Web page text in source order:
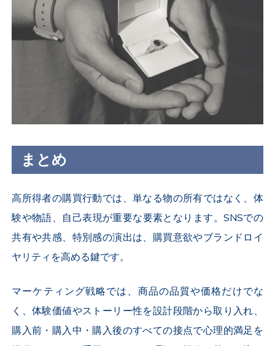
まとめ
高所得者の購買行動では、単なる物の所有ではなく、体
験や物語、自己表現が重要な要素となります。SNSでの
共有や共感、特別感の演出は、購買意欲やブランドロイ
ヤリティを高める鍵です。
マーケティング戦略では、商品の品質や価格だけでな
く、体験価値やストーリー性を設計段階から取り入れ、
購入前・購入中・購入後のすべての接点で心理的満足を